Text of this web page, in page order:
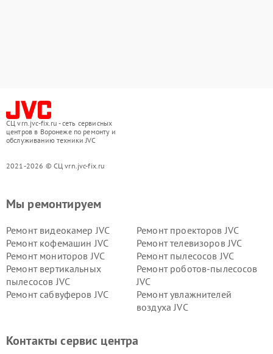
СЦ vrn.jvc-fix.ru - сеть сервисных
центров в Воронеже по ремонту и
обслуживанию техники JVC
2021-2026 © СЦ vrn.jvc-fix.ru
Мы ремонтируем
Ремонт видеокамер JVC
Ремонт проекторов JVC
Ремонт кофемашин JVC
Ремонт телевизоров JVC
Ремонт мониторов JVC
Ремонт пылесосов JVC
Ремонт вертикальных
пылесосов JVC
Ремонт роботов-пылесосов
JVC
Ремонт сабвуферов JVC
Ремонт увлажнителей
воздуха JVC
Контакты сервис центра